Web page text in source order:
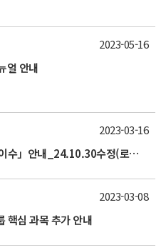
얼 안내
2023-05-16
「서울대학교 기계공학부 트랙 이수」안내_24.10.30수정(로봇 비전 교과목 추가)
2023-03-16
핵심 과목 추가 안내
2023-03-08